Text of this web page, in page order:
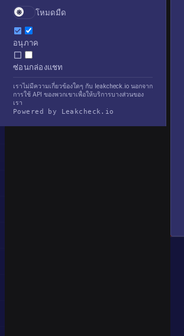
โหมดมืด
อนุภาค
ซ่อนกล่องแชท
เราไม่มีความเกี่ยวข้องใดๆ กับ leakcheck.io นอกจาก
การใช้ API ของพวกเขาเพื่อให้บริการบางส่วนของ
เรา
Powered by Leakcheck.io